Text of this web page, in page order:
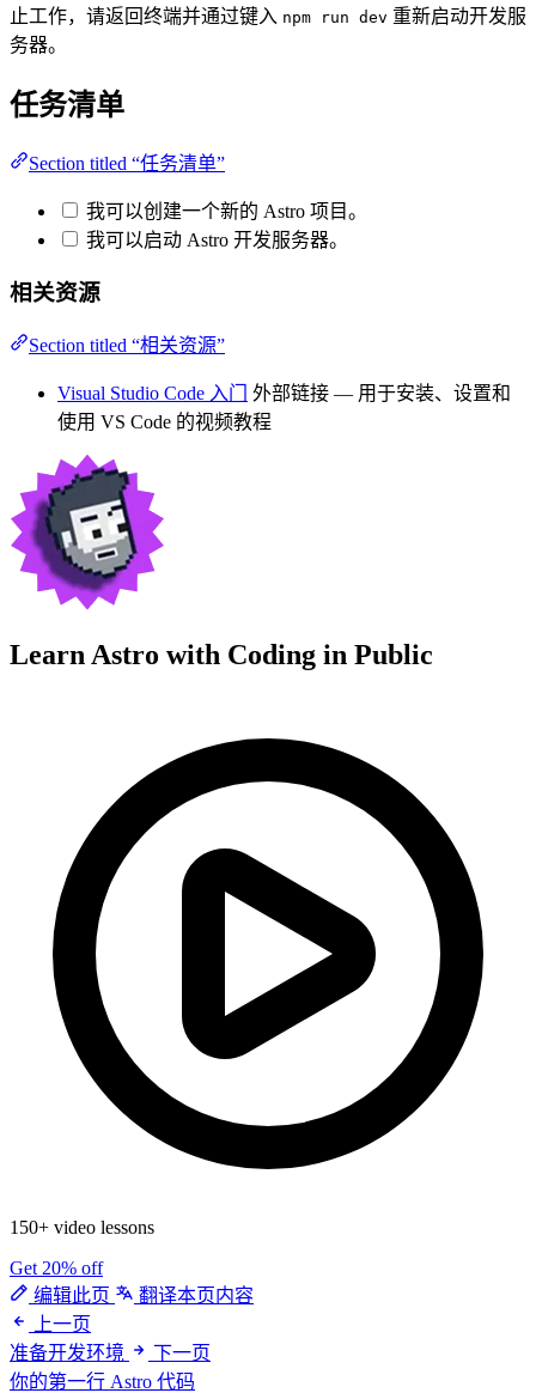
止工作，请返回终端并通过键入 npm run dev 重新启动开发服
务器。
任务清单
Section titled “任务清单”
我可以创建一个新的 Astro 项目。
我可以启动 Astro 开发服务器。
相关资源
Section titled “相关资源”
Visual Studio Code 入门 外部链接 — 用于安装、设置和
使用 VS Code 的视频教程
Learn Astro with Coding in Public
150+ video lessons
Get 20% off
编辑此页
翻译本页内容
上一页
准备开发环境
下一页
你的第一行 Astro 代码